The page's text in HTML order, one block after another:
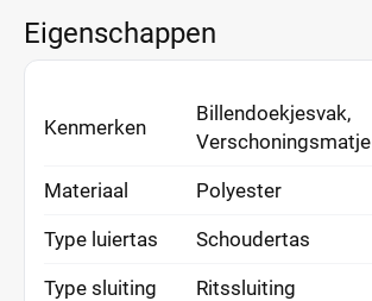
Eigenschappen
Kenmerken
Billendoekjesvak,
Verschoningsmatje
Materiaal Polyester
Type luiertas Schoudertas
Type sluiting Ritssluiting